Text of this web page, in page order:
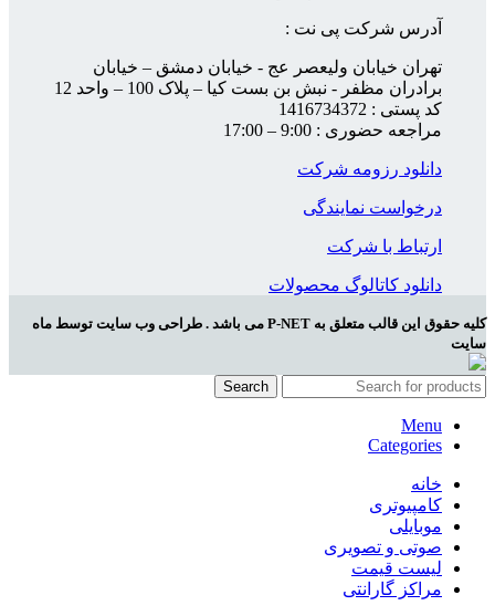
آدرس شرکت پی نت :
تهران خیابان ولیعصر عج - خیابان دمشق – خیابان
برادران مظفر - نبش بن بست کیا – پلاک 100 – واحد 12
کد پستی : 1416734372
مراجعه حضوری : 9:00 – 17:00
دانلود رزومه شرکت
درخواست نمایندگی
ارتباط با شرکت
دانلود کاتالوگ محصولات
کلیه حقوق این قالب متعلق به P-NET می باشد . طراحی وب سایت توسط ماه
سایت
Search
Menu
Categories
خانه
کامپیوتری
موبایلی
صوتی و تصویری
لیست قیمت
مراکز گارانتی